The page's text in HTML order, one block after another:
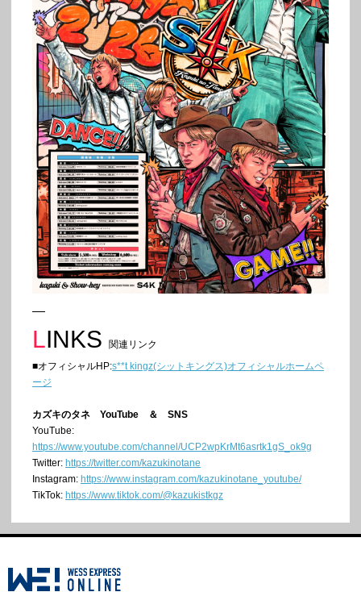
LINKS
関連リンク
■オフィシャルHP:s**t kingz(シットキングス)オフィシャルホームペ
ージ
カズキのタネ YouTube ＆ SNS
YouTube:
https://www.youtube.com/channel/UCP2wpKrMt6asrtk1gS_ok9g
Twitter: https://twitter.com/kazukinotane
Instagram: https://www.instagram.com/kazukinotane_youtube/
TikTok: https://www.tiktok.com/@kazukistkgz